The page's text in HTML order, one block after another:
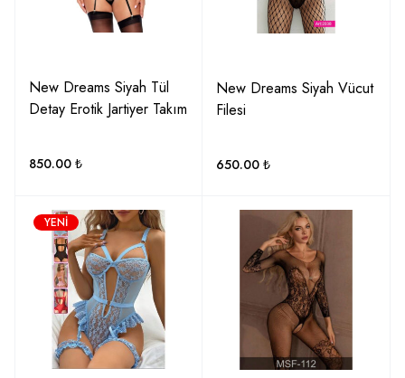
New Dreams Siyah Tül
Detay Erotik Jartiyer Takım
850.00 ₺
New Dreams Siyah Vücut
Filesi
650.00 ₺
YENI